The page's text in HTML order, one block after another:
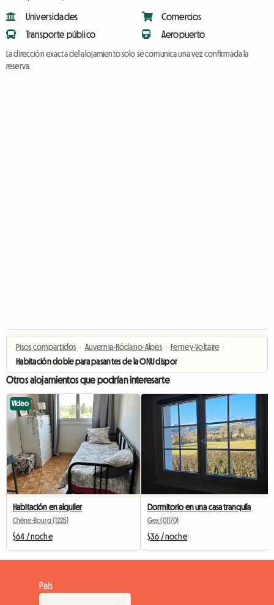
Universidades
Transporte público
Comercios
Aeropuerto
La dirección exacta del alojamiento solo se comunica una vez confirmada la
reserva.
Pisos compartidos › Auvernia-Ródano-Alpes › Ferney-Voltaire ›
Habitación doble para pasantes de la ONU disponible
Otros alojamientos que podrían interesarte
Vídeo
Habitación en alquiler
Chêne-Bourg (1225)
$64 / noche
Dormitorio en una casa tranquila
Gex (01170)
$36 / noche
País